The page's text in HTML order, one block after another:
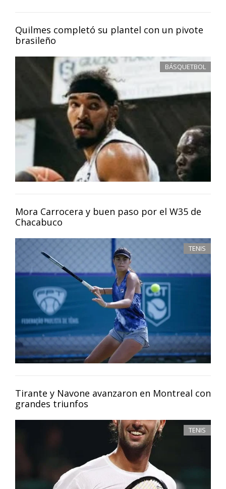
Quilmes completó su plantel con un pivote
brasileño
BÁSQUETBOL
Mora Carrocera y buen paso por el W35 de
Chacabuco
TENIS
Tirante y Navone avanzaron en Montreal con
grandes triunfos
TENIS